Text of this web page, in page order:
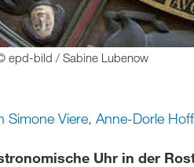
epd-bild / Sabine Lubenow
Simone Viere,Anne-Dorle
Uhr in der